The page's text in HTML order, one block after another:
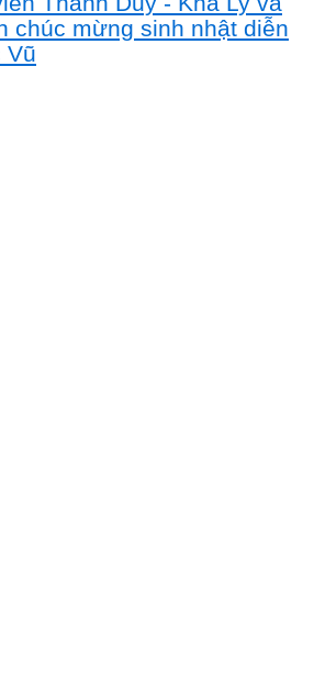
chúc mừng sinh nhật diễn
Vũ